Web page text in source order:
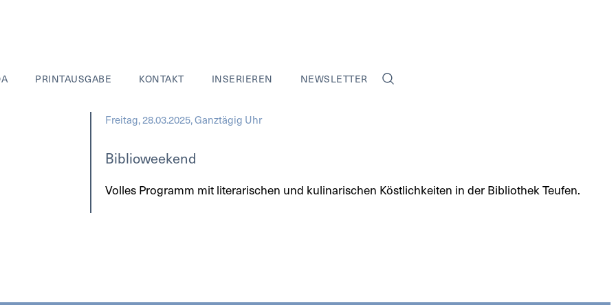
PRINTAUSGABE KONTAKT INSERIEREN NEWSLETTER
Freitag, 28.03.2025, Ganztägig Uhr
Biblioweekend
Volles Programm mit literarischen und kulinarischen Köstlichkeiten in der Bibliothek Teufen.